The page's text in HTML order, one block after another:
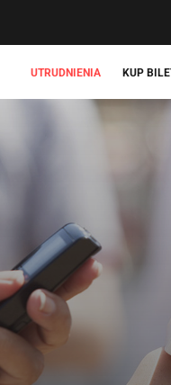
UTRUDNIENIA KUP